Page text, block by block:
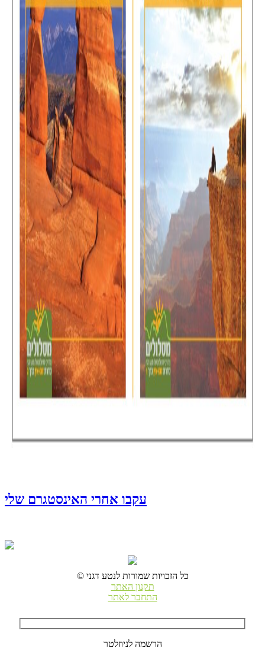
עקבו אחרי האינסטגרם שלי
© כל הזכויות שמורות לנטע דגני
תקנון האתר
התחבר לאתר
הרשמה לניוזלטר